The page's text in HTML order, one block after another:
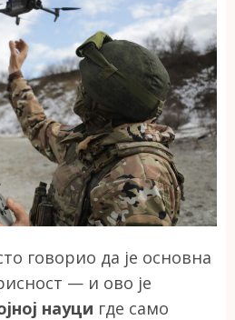
говорио да је основна
— и ово је
науци где само